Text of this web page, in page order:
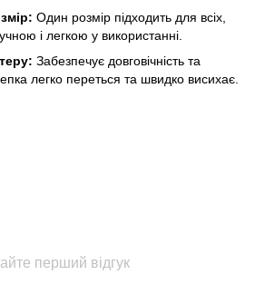
Один розмір підходить для всіх,
і легкою у використанні.
Забезпечує довговічність та
легко переться та швидко висихає.
перший відгук